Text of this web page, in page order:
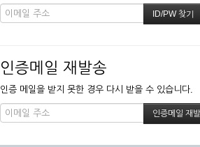
인증메일 재발송
인증 메일을 받지 못한 경우 다시 받을 수 있습니다.